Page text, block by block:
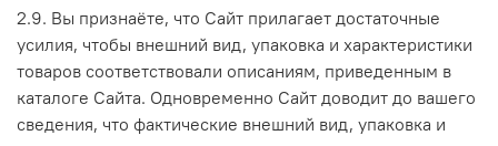
2.9. Вы признаёте, что Сайт прилагает достаточные
усилия, чтобы внешний вид, упаковка и характеристики
товаров соответствовали описаниям, приведенным в
каталоге Сайта. Одновременно Сайт доводит до вашего
сведения, что фактические внешний вид, упаковка и